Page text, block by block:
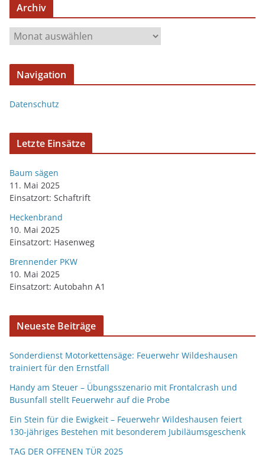
Archiv
Navigation
Datenschutz
Letzte Einsätze
Baum sägen
11. Mai 2025
Einsatzort: Schaftrift
Heckenbrand
10. Mai 2025
Einsatzort: Hasenweg
Brennender PKW
10. Mai 2025
Einsatzort: Autobahn A1
Neueste Beiträge
Sonderdienst Motorkettensäge: Feuerwehr Wildeshausen
trainiert für den Ernstfall
Handy am Steuer – Übungsszenario mit Frontalcrash und
Busunfall stellt Feuerwehr auf die Probe
Ein Stein für die Ewigkeit – Feuerwehr Wildeshausen feiert
130-jähriges Bestehen mit besonderem Jubiläumsgeschenk
TAG DER OFFENEN TÜR 2025